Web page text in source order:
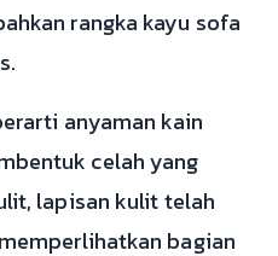
rangka kayu sofa
anyaman kain
celah yang
lapisan kulit telah
bagian